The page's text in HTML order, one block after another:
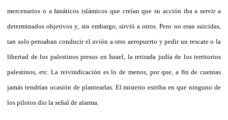
mercenarios o a fanáticos islámicos que creían que su acción iba a servir a
determinados objetivos y, sin embargo, sirvió a otros. Pero no eran suicidas,
tan solo pensaban conducir el avión a otro aeropuerto y pedir un rescate o la
libertad de los palestinos presos en Israel, la retirada judía de los territorios
palestinos, etc. La reivindicación es lo de menos, por que, a fin de cuentas
jamás tendrían ocasión de plantearlas. El misterio estriba en que ninguno de
los pilotos dio la señal de alarma.